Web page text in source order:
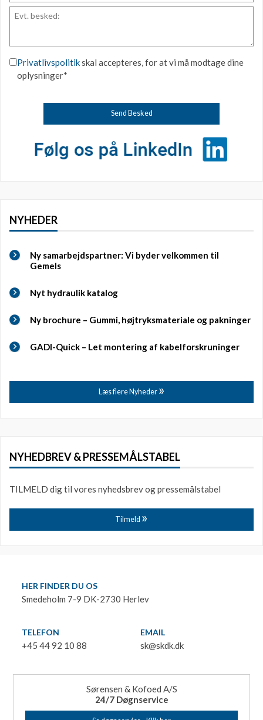
Privatlivspolitikskal accepteres, for at vi må modtage dine
oplysninger*
NYHEDER
Ny samarbejdspartner: Vi byder velkommen til
Gemels
Nyt hydraulik katalog
Ny brochure – Gummi, højtryksmateriale og pakninger
GADI-Quick – Let montering af kabelforskruninger
Læs flere Nyheder
NYHEDBREV & PRESSEMÅLSTABEL
TILMELD dig til vores nyhedsbrev og pressemålstabel
Tilmeld
HER FINDER DU OS
Smedeholm 7-9 DK-2730 Herlev
TELEFON
+45 44 92 10 88
EMAIL
sk@skdk.dk
Sørensen & Kofoed A/S
24/7 Døgnservice